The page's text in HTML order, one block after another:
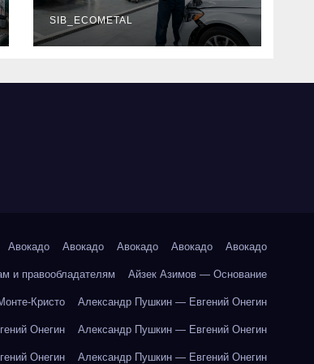
наличие
оригинальных
запчастей
сроки выполнения
SIB_ECOMETAL
Авокадо Авокадо Авокадо Авокадо Авокадо
и правообладателям Айзек Азимов — Основание
Кристо Александр Пушкин — Евгений Онегин
Онегин Александр Пушкин — Евгений Онегин
Онегин Александр Пушкин — Евгений Онегин